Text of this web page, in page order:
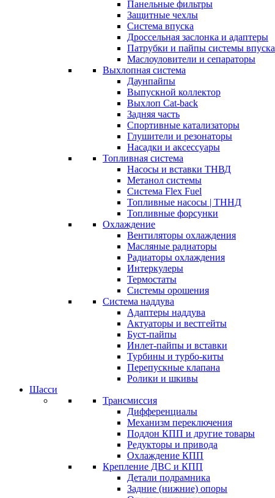
Панельные фильтры
Защитные чехлы
Система впуска
Дроссельная заслонка и адаптеры
Патрубки и пайпы системы впуска
Маслоуловители и сепараторы
Выхлопная система
Даунпайпы
Выпускной коллектор
Выхлоп Cat-back
Задняя часть
Спортивные катализаторы
Глушители и резонаторы
Насадки и аксессуары
Топливная система
Насосы и вставки ТНВД
Метанол системы
Система Flex Fuel
Топливные насосы | ТННД
Топливные форсунки
Охлаждение
Вентиляторы охлаждения
Масляные радиаторы
Радиаторы охлаждения
Интеркулеры
Термостаты
Системы орошения
Система наддува
Адаптеры наддува
Актуаторы и вестгейты
Буст-пайпы
Инлет-пайпы и вставки
Турбины и турбо-киты
Перепускные клапана
Ролики и шкивы
Шасси
Трансмиссия
Дифференциалы
Механизм переключения
Поддон КПП и другие товары
Редукторы и привода
Охлаждение КПП
Крепление ДВС и КПП
Детали подрамника
Задние (нижние) опоры